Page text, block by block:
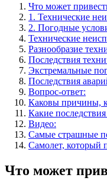
Что может
1. Технические
2. Погодные
Технические
Разнообразие
Последствия
Экстремальные
Последствия
Вопрос-ответ:
Каковы причины,
Какие
Видео:
Самые страшные
Самолет, который
Что может